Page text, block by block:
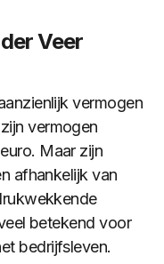
Veer
vermogen
vermogen
Maar zijn
afhankelijk van
betekend voor
bedrijfsleven.